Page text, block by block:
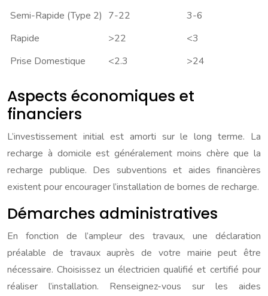
Semi-Rapide (Type 2) 7-22
3-6
Rapide
>22
<3
Prise Domestique
<2.3 >24
Aspects économiques et
financiers
L’investissement initial est amorti sur le long terme. La
recharge à domicile est généralement moins chère que la
recharge publique. Des subventions et aides financières
existent pour encourager l’installation de bornes de recharge.
Démarches administratives
En fonction de l’ampleur des travaux, une déclaration
préalable de travaux auprès de votre mairie peut être
nécessaire. Choisissez un électricien qualifié et certifié pour
réaliser l’installation. Renseignez-vous sur les aides